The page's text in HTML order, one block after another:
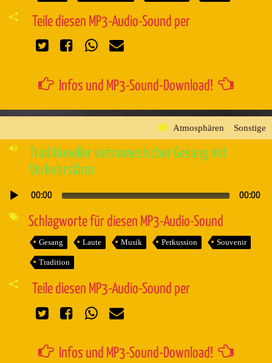
Teile diesen MP3-Audio-Sound per
Infos und MP3-Sound-Download!
Atmosphären » Sonstige
Traditioneller vietnamesischer Gesang mit
Verkehrslärm
Audio-
00:00 00:00
Schlagworte für diesen MP3-Audio-Sound
Gesang Laute Musik Perkussion Souvenir
Tradition
Teile diesen MP3-Audio-Sound per
Infos und MP3-Sound-Download!